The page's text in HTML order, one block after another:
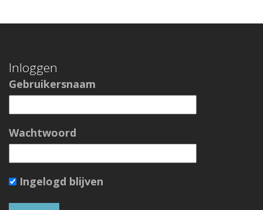
Inloggen
Gebruikersnaam
Wachtwoord
Ingelogd blijven